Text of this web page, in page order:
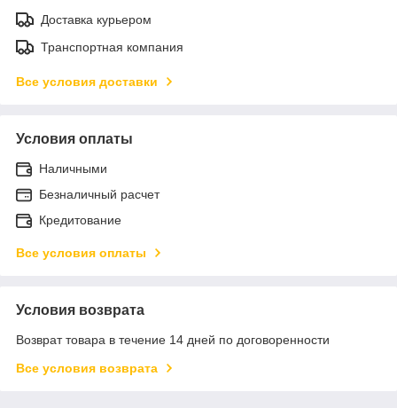
Доставка курьером
Транспортная компания
Все условия доставки
Условия оплаты
Наличными
Безналичный расчет
Кредитование
Все условия оплаты
Условия возврата
Возврат товара в течение 14 дней по договоренности
Все условия возврата